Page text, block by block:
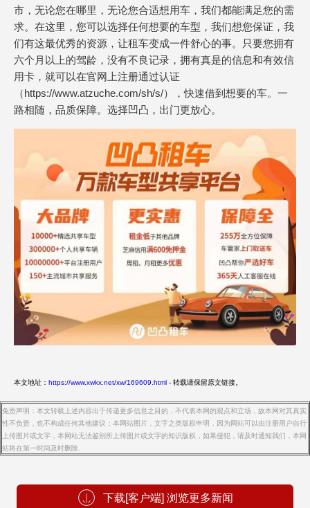
市，无论您在哪里，无论您合适想用车，我们都能满足您的需
求。在这里，您可以选择任何想要的车型，我们想您保证，我
们有这最优秀的资源，让租车变成一件舒心的事。只要您拥有
六个月以上的驾龄，没有不良记录，拥有真是的信息和有效信
用卡，就可以在官网上注册通过认证
（https://www.atzuche.com/sh/s/），快速借到想要的车。一
路相随，品质保障。选择凹凸，出门更放心。
本文地址： https://www.xwkx.net/xw/169609.html - 转载请保留原文链接。
免责声明：本文转载上述内容出于传递更多信息之目的，不代表本网的观点和立场，故本网对其真实
性不负责，也不构成任何其他建议；本网站图片，文字之类版权申明，因为网站可以由注册用户自行
上传图片或文字，本网站无法鉴别所上传图片或文字的知识版权，如果侵犯，请及时通知我们，本网
站将在第一时间及时删除.
下载[客户端] 浏览更多新闻